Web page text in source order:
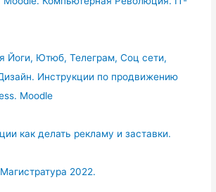
Йоги, Ютюб, Телеграм, Соц сети,
Инструкции по продвижению
Moodle
как делать рекламу и заставки.
2022.